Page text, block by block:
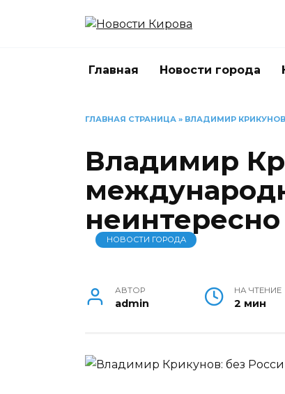
Главная Новости города
ГЛАВНАЯ СТРАНИЦА » ВЛАДИМИР
Владимир
НОВОСТИ ГОРОДА
АВТОР
admin
НА ЧТЕНИЕ
2 мин